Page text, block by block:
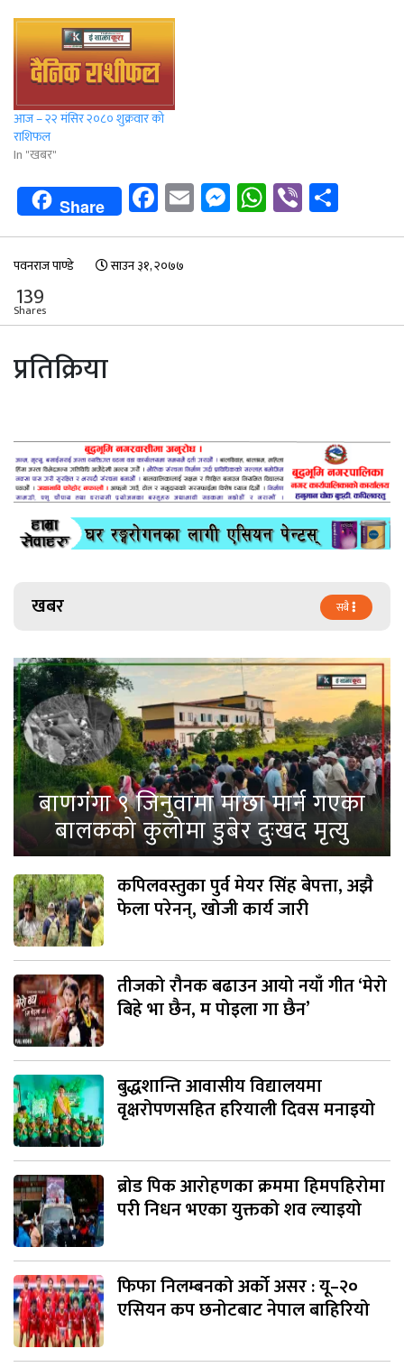
आज – २२ मंसिर २०८० शुक्रवार को
राशिफल
In "खबर"
Share Facebook
EmailMessenger
WhatsApp
Viber
पवनराज पाण्डे साउन ३१, २०७७
139
Shares
प्रतिक्रिया
खबर सबै
बाणगंगा ९ जिनुवामा माछा मार्न गएका
बालकको कुलोमा डुबेर दुःखद मृत्यु
कपिलवस्तुका पुर्व मेयर सिंह बेपत्ता, अझै
फेला परेनन्, खोजी कार्य जारी
तीजको रौनक बढाउन आयो नयाँ गीत ‘मेरो
बिहे भा छैन, म पोइला गा छैन’
बुद्धशान्ति आवासीय विद्यालयमा
वृक्षरोपणसहित हरियाली दिवस मनाइयो
ब्रोड पिक आरोहणका क्रममा हिमपहिरोमा
परी निधन भएका युक्तको शव ल्याइयो
फिफा निलम्बनको अर्को असर : यू–२०
एसियन कप छनोटबाट नेपाल बाहिरियो